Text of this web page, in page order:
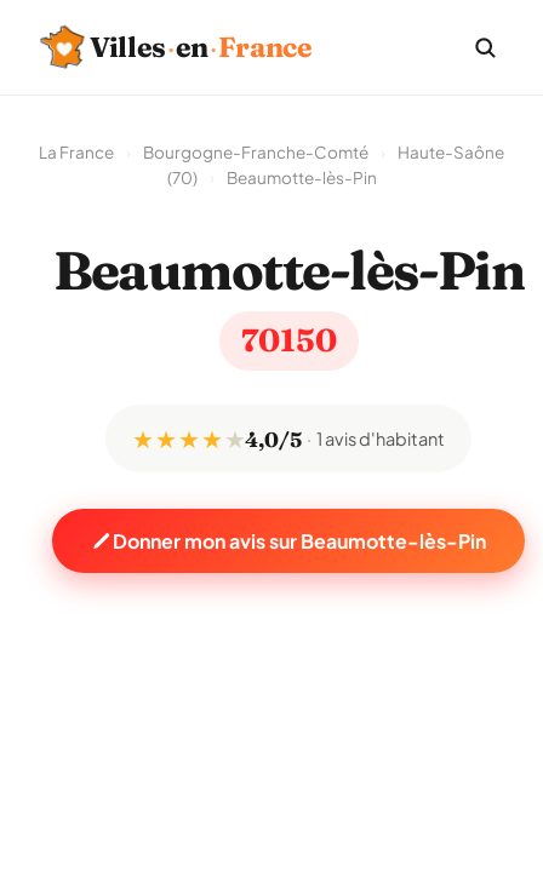
Villes·en·France
La France Bourgogne-Franche-Comté
Haute-Saône
(70)
Beaumotte-lès-Pin
Beaumotte-lès-Pin
70150
★ ★ ★ ★★4,0/5 1 avis d'habitant
Donner mon avis sur Beaumotte-lès-Pin